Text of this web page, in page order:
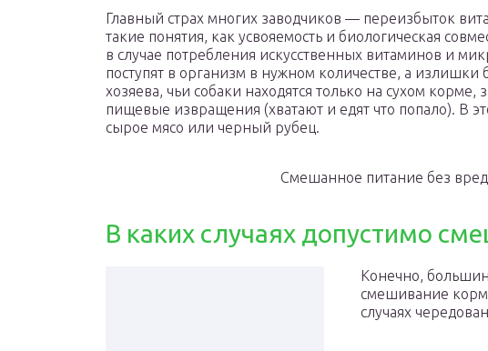
Главный страх многих заводчиков — переизбыток
такие понятия, как усвояемость и биологическая
в случае потребления искусственных витаминов и
поступят в организм в нужном количестве, а
хозяева, чьи собаки находятся только на сухом
пищевые извращения (хватают и едят что попало). В
сырое мясо или черный рубец.
Смешанное питание без
В каких случаях допустимо
Конечно,
смешивание
случаях